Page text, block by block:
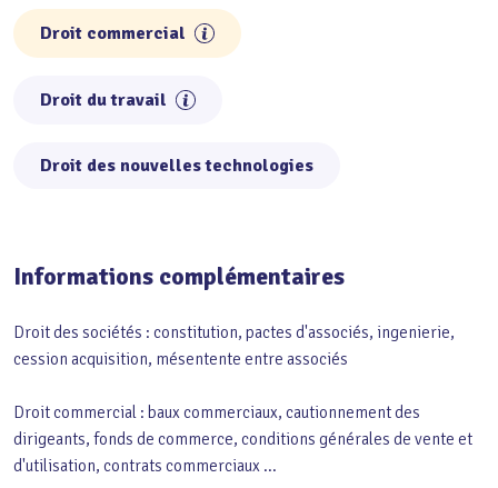
Droit commercial
Droit du travail
Droit des nouvelles technologies
Informations complémentaires
Droit des sociétés : constitution, pactes d'associés, ingenierie,
cession acquisition, mésentente entre associés
Droit commercial : baux commerciaux, cautionnement des
dirigeants, fonds de commerce, conditions générales de vente et
d'utilisation, contrats commerciaux ...